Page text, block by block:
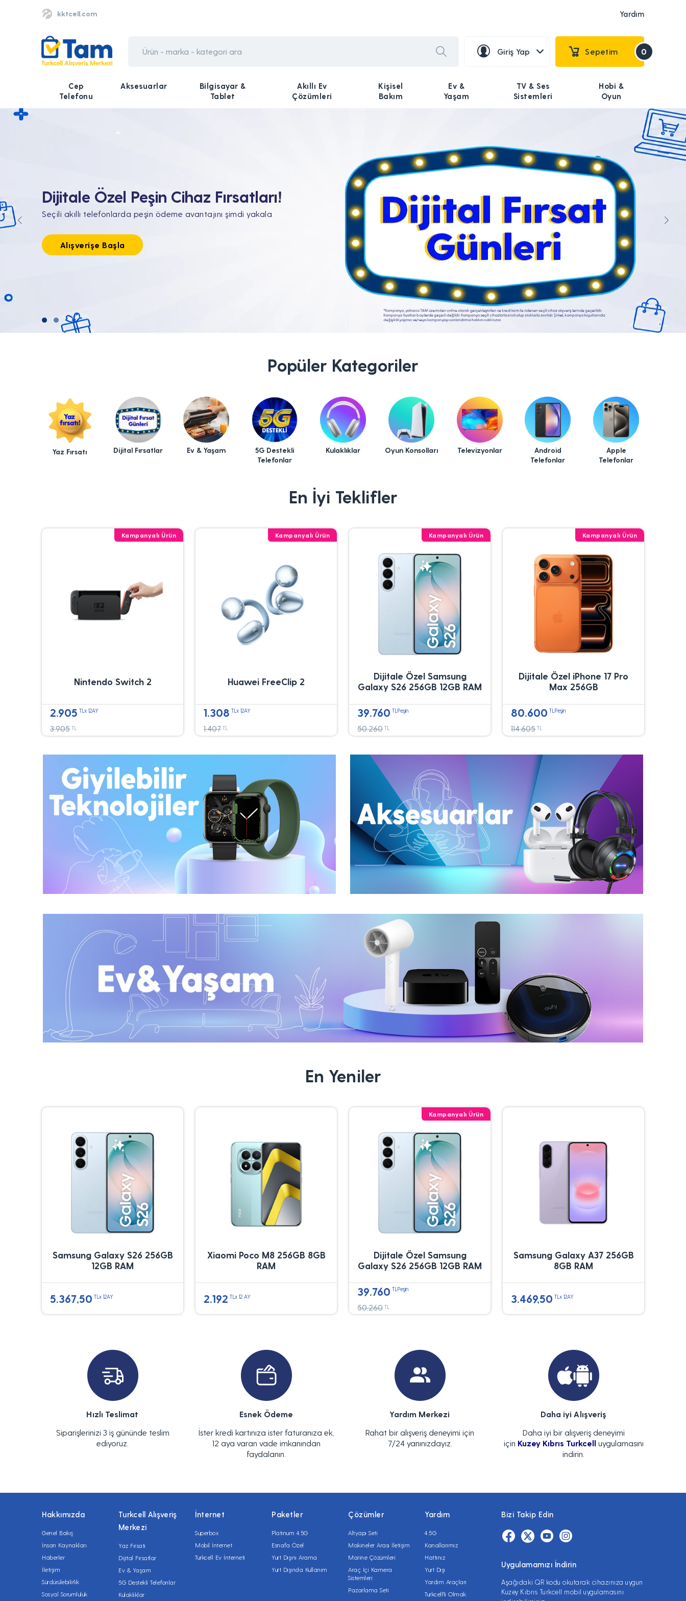
kktcell.com Yardım
Giriş Yap Sepetim 0
Cep
Telefonu
Aksesuarlar
Bilgisayar &
Tablet
Akıllı Ev
Çözümleri
Kişisel
Bakım
Ev &
Yaşam
TV & Ses
Sistemleri
Hobi &
Oyun
Tüm Teknolojik İhtiyaçların Tam'da
Popüler Kategoriler
Yaz Fırsatı Dijital Fırsatlar Ev & Yaşam
5G Destekli
Telefonlar
Kulaklıklar Oyun Konsolları Televizyonlar
Android
Telefonlar
Apple
Telefonlar
En İyi Teklifler
Kampanyalı Ürün
Nintendo Switch 2
2.905 TLx 12AY
3.905 TL
Kampanyalı Ürün
Huawei FreeClip 2
1.308 TLx 12AY
1.407 TL
Kampanyalı Ürün
Dijitale Özel Samsung
Galaxy S26 256GB 12GB RAM
39.760 TLPeşin
50.260 TL
Kampanyalı Ürün
Dijitale Özel iPhone 17 Pro
Max 256GB
80.600 TLPeşin
114.605 TL
En Yeniler
Samsung Galaxy S26 256GB
12GB RAM
5.367,50 TLx 12AY
Xiaomi Poco M8 256GB 8GB
RAM
2.192 TLx 12 AY
Kampanyalı Ürün
Dijitale Özel Samsung
Galaxy S26 256GB 12GB RAM
39.760 TLPeşin
50.260 TL
Samsung Galaxy A37 256GB
8GB RAM
3.469,50 TLx 12AY
Hızlı Teslimat
Siparişlerinizi 3 iş gününde teslim
ediyoruz.
Esnek Ödeme
İster kredi kartınıza ister faturanıza ek,
12 aya varan vade imkanından
faydalanın.
Yardım Merkezi
Rahat bir alışveriş deneyimi için
7/24 yanınızdayız.
Daha iyi Alışveriş
Daha iyi bir alışveriş deneyimi
için Kuzey Kıbrıs Turkcell uygulamasını
indirin.
Hakkımızda
Genel Bakış
İnsan Kaynakları
Haberler
İletişim
Sürdürülebilirlik
Sosyal Sorumluluk
Turkcell Alışveriş
Merkezi
Yaz Fırsatı
Dijital Fırsatlar
Ev & Yaşam
5G Destekli Telefonlar
Kulaklıklar
İnternet
Superbox
Mobil İnternet
Turkcell Ev İnterneti
Paketler
Platinum 4.5G
Esnafa Özel
Yurt Dışını Arama
Yurt Dışında Kullanım
Çözümler
Altyapı Seti
Makineler Arası İletişim
Marine Çözümleri
Araç İçi Kamera
Sistemleri
Pazarlama Seti
Yardım
4.5G
Kanallarımız
Hattınız
Yurt Dışı
Yardım Araçları
Turkcell'li Olmak
Bizi Takip Edin
Uygulamamızı İndirin
Aşağıdaki QR kodu okutarak cihazınıza uygun
Kuzey Kıbrıs Turkcell mobil uygulamasını